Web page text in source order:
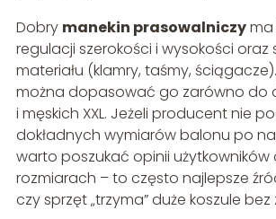
Dobry manekin prasowalniczyma
regulacji szerokości i wysokości oraz
materiału (klamry, taśmy,
można dopasować go zarówno do
i męskich XXL. Jeżeli producent nie
dokładnych wymiarów balonu po
warto poszukać opinii
rozmiarach – to często najlepsze
czy sprzęt „trzyma” duże koszule